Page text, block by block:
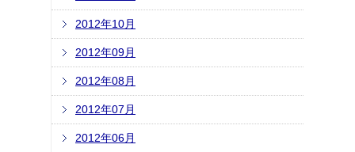
2012年10月
2012年09月
2012年08月
2012年07月
2012年06月